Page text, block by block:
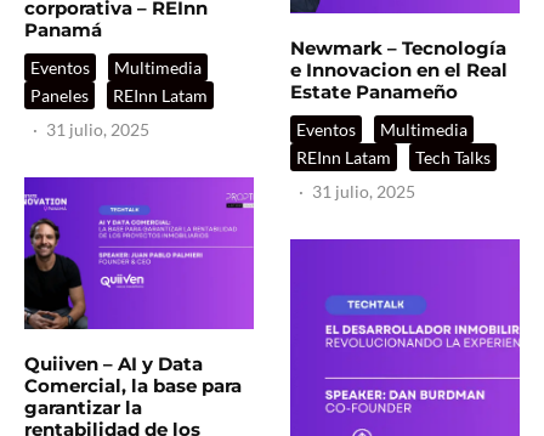
corporativa – REInn
Panamá
Eventos
Multimedia
Paneles
REInn Latam
· 31 julio, 2025
Quiiven – AI y Data
Comercial, la base para
garantizar la
rentabilidad de los
Newmark – Tecnología
e Innovacion en el Real
Estate Panameño
Eventos
Multimedia
REInn Latam
Tech Talks
· 31 julio, 2025